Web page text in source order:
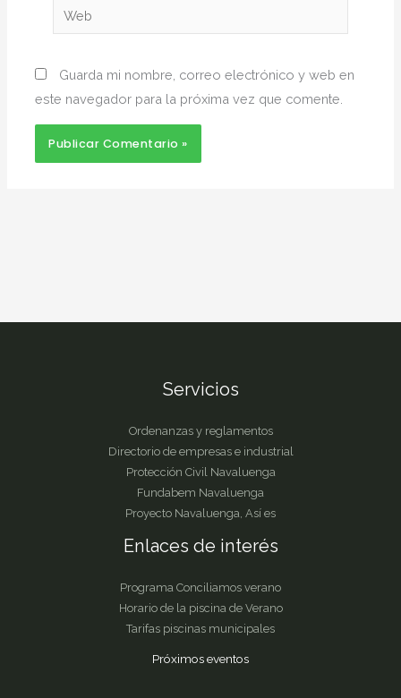
Web
Guarda mi nombre, correo electrónico y web en
este navegador para la próxima vez que comente.
Servicios
Ordenanzas y reglamentos
Directorio de empresas e industrial
Protección Civil Navaluenga
Fundabem Navaluenga
Proyecto Navaluenga, Así es
Enlaces de interés
Programa Conciliamos verano
Horario de la piscina de Verano
Tarifas piscinas municipales
Próximos eventos